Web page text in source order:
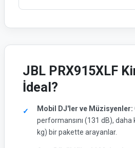
JBL PRX915XLF
İdeal?
Mobil DJ'ler ve Müzisyenler:
performansını (131 dB), daha
kg) bir pakette arayanlar.